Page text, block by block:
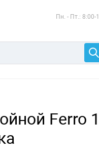
Пн. - Пт.: 8:00-
Ferro